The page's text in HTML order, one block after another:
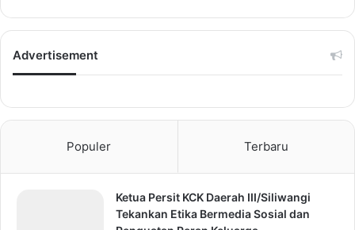
Advertisement
Populer Terbaru
Ketua Persit KCK Daerah III/Siliwangi
Tekankan Etika Bermedia Sosial dan